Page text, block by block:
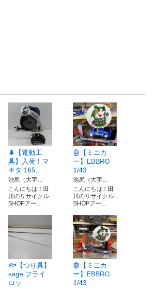
🌲【電動工
具】入荷！マ
キタ 165…
池尻（大字…
こんにちは！田
川のリサイクル
SHOPアー…
🤖【ミニカ
ー】EBBRO
1/43…
池尻（大字…
こんにちは！田
川のリサイクル
SHOPアー…
🐟【つり具】
sage フライ
ロッ…
🤖【ミニカ
ー】EBBRO
1/43…